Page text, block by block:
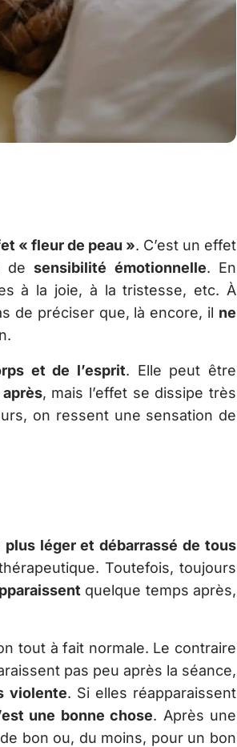
« fleur de peau ». C’est un effet
desensibilité émotionnelle. En
à la joie, à la tristesse, etc. À
de préciser que, là encore, il ne
et de l’esprit. Elle peut être
, mais l’effet se dissipe très
on ressent une sensation de
plus léger et débarrassé de tous
Toutefois, toujours
quelque temps après,
tout à fait normale. Le contraire
pas peu après la séance,
violente. Si elles réapparaissent
une bonne chose. Après une
bon ou, du moins, pour un bon